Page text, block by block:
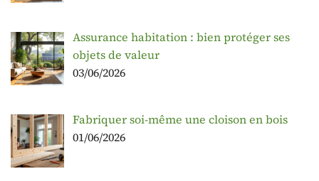
Assurance habitation : bien protéger ses
objets de valeur
03/06/2026
Fabriquer soi-même une cloison en bois
01/06/2026